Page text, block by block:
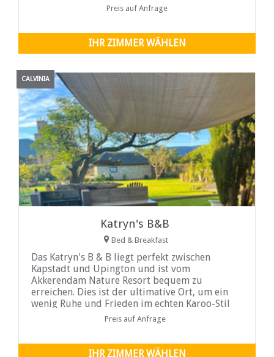
Norden und Süden. DasPreis auf Anfrage
IHR ZIMMER WÄHLEN
CALVINIA
Katryn's B&B
Bed & Breakfast
Das Katryn's B & B liegt perfekt zwischen
Kapstadt und Upington und ist vom
Akkerendam Nature Resort bequem zu
erreichen. Dies ist der ultimative Ort, um ein
wenig Ruhe und Frieden im echten Karoo-Stil
zu genießen. Umgeben von der Schönheit von
Calvina, ermöglicht Ihnen das einzigartige Bed
Gutes und Lustiges ...
Preis auf Anfrage
IHR ZIMMER WÄHLEN